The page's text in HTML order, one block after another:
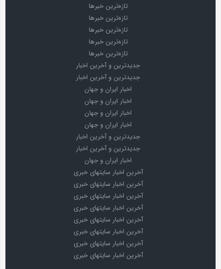
تازه‌ترین خبرها
تازه‌ترین خبرها
تازه‌ترین خبرها
تازه‌ترین خبرها
تازه‌ترین خبرها
جدیدترین و آخرین اخبار
جدیدترین و آخرین اخبار
اخبار ایران و جهان
اخبار ایران و جهان
اخبار ایران و جهان
اخبار ایران و جهان
جدیدترین و آخرین اخبار
جدیدترین و آخرین اخبار
اخبار ایران و جهان
آخرین اخبار سایتهای خبری
آخرین اخبار سایتهای خبری
آخرین اخبار سایتهای خبری
آخرین اخبار سایتهای خبری
آخرین اخبار سایتهای خبری
آخرین اخبار سایتهای خبری
آخرین اخبار سایتهای خبری
آخرین اخبار سایتهای خبری